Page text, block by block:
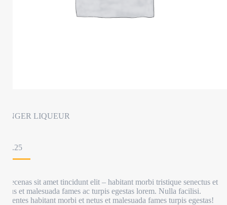
GINGER LIQUEUR
47.25
Maecenas sit amet tincidunt elit – habitant morbi tristique senectus et
netus et malesuada fames ac turpis egestas lorem. Nulla facilisi.
Pellentes habitant morbi et netus et malesuada fames turpis egestas!